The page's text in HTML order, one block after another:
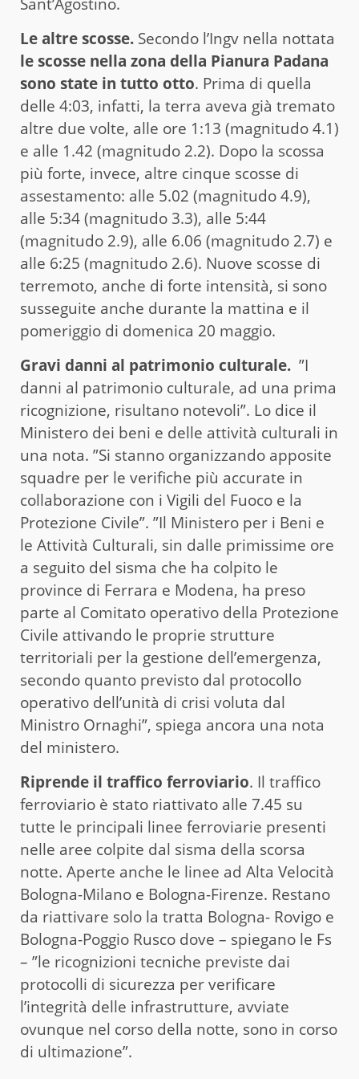
Le altre scosse. Secondo l’Ingv nella nottata
le scosse nella zona della Pianura Padana
sono state in tutto otto. Prima di quella
delle 4:03, infatti, la terra aveva già tremato
altre due volte, alle ore 1:13 (magnitudo 4.1)
e alle 1.42 (magnitudo 2.2). Dopo la scossa
più forte, invece, altre cinque scosse di
assestamento: alle 5.02 (magnitudo 4.9),
alle 5:34 (magnitudo 3.3), alle 5:44
(magnitudo 2.9), alle 6.06 (magnitudo 2.7) e
alle 6:25 (magnitudo 2.6). Nuove scosse di
terremoto, anche di forte intensità, si sono
susseguite anche durante la mattina e il
pomeriggio di domenica 20 maggio.
Gravi danni al patrimonio culturale. ”I
danni al patrimonio culturale, ad una prima
ricognizione, risultano notevoli”. Lo dice il
Ministero dei beni e delle attività culturali in
una nota. ”Si stanno organizzando apposite
squadre per le verifiche più accurate in
collaborazione con i Vigili del Fuoco e la
Protezione Civile”. ”Il Ministero per i Beni e
le Attività Culturali, sin dalle primissime ore
a seguito del sisma che ha colpito le
province di Ferrara e Modena, ha preso
parte al Comitato operativo della Protezione
Civile attivando le proprie strutture
territoriali per la gestione dell’emergenza,
secondo quanto previsto dal protocollo
operativo dell’unità di crisi voluta dal
Ministro Ornaghi”, spiega ancora una nota
del ministero.
Riprende il traffico ferroviario. Il traffico
ferroviario è stato riattivato alle 7.45 su
tutte le principali linee ferroviarie presenti
nelle aree colpite dal sisma della scorsa
notte. Aperte anche le linee ad Alta Velocità
Bologna-Milano e Bologna-Firenze. Restano
da riattivare solo la tratta Bologna- Rovigo e
Bologna-Poggio Rusco dove – spiegano le Fs
– ”le ricognizioni tecniche previste dai
protocolli di sicurezza per verificare
l’integrità delle infrastrutture, avviate
ovunque nel corso della notte, sono in corso
di ultimazione”.